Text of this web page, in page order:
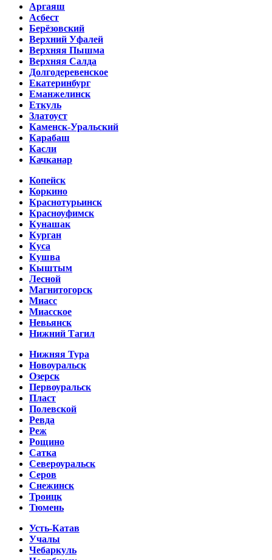
Аргаяш
Асбест
Берёзовский
Верхний Уфалей
Верхняя Пышма
Верхняя Салда
Долгодеревенское
Екатеринбург
Еманжелинск
Еткуль
Златоуст
Каменск-Уральский
Карабаш
Касли
Качканар
Копейск
Коркино
Краснотурьинск
Красноуфимск
Кунашак
Курган
Куса
Кушва
Кыштым
Лесной
Магнитогорск
Миасс
Миасское
Невьянск
Нижний Тагил
Нижняя Тура
Новоуральск
Озерск
Первоуральск
Пласт
Полевской
Ревда
Реж
Рощино
Сатка
Североуральск
Серов
Снежинск
Троицк
Тюмень
Усть-Катав
Учалы
Чебаркуль